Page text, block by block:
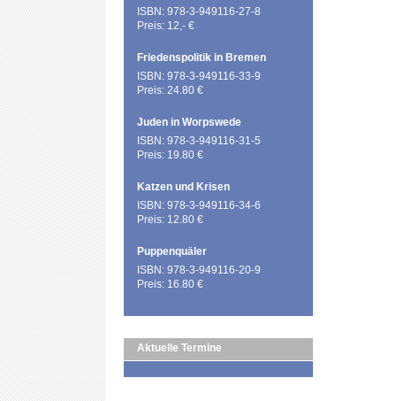
ISBN: 978-3-949116-27-8
Preis: 12,- €
Friedenspolitik in Bremen
ISBN: 978-3-949116-33-9
Preis: 24.80 €
Juden in Worpswede
ISBN: 978-3-949116-31-5
Preis: 19.80 €
Katzen und Krisen
ISBN: 978-3-949116-34-6
Preis: 12.80 €
Puppenquäler
ISBN: 978-3-949116-20-9
Preis: 16.80 €
Aktuelle Termine